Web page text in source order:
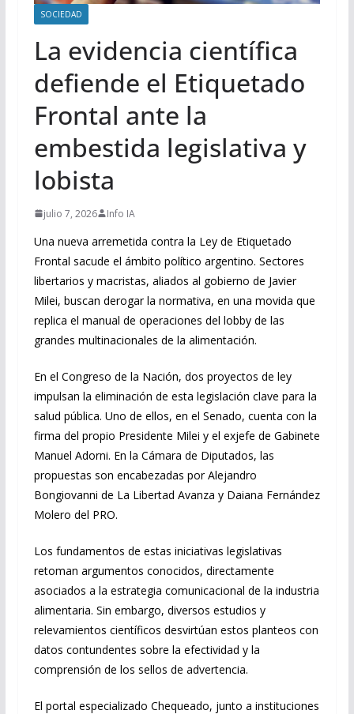
SOCIEDAD
La evidencia científica
defiende el Etiquetado
Frontal ante la
embestida legislativa y
lobista
julio 7, 2026 Info IA
Una nueva arremetida contra la Ley de Etiquetado
Frontal sacude el ámbito político argentino. Sectores
libertarios y macristas, aliados al gobierno de Javier
Milei, buscan derogar la normativa, en una movida que
replica el manual de operaciones del lobby de las
grandes multinacionales de la alimentación.
En el Congreso de la Nación, dos proyectos de ley
impulsan la eliminación de esta legislación clave para la
salud pública. Uno de ellos, en el Senado, cuenta con la
firma del propio Presidente Milei y el exjefe de Gabinete
Manuel Adorni. En la Cámara de Diputados, las
propuestas son encabezadas por Alejandro
Bongiovanni de La Libertad Avanza y Daiana Fernández
Molero del PRO.
Los fundamentos de estas iniciativas legislativas
retoman argumentos conocidos, directamente
asociados a la estrategia comunicacional de la industria
alimentaria. Sin embargo, diversos estudios y
relevamientos científicos desvirtúan estos planteos con
datos contundentes sobre la efectividad y la
comprensión de los sellos de advertencia.
El portal especializado Chequeado, junto a instituciones